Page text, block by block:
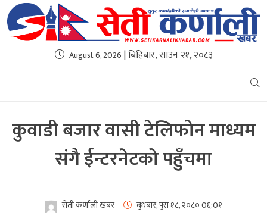
August 6, 2026 | बिहिबार, साउन २१, २०८३
कुवाडी बजार वासी टेलिफोन माध्यम
संगै ईन्टरनेटको पहुँचमा
सेती कर्णाली खबर बुधबार, पुस १८, २०८०0६:0१